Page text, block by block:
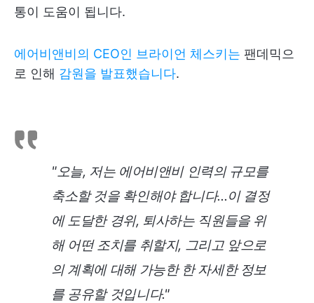
통이 도움이 됩니다.
에어비앤비의 CEO인 브라이언 체스키는 팬데믹으
로 인해 감원을 발표했습니다.
"오늘, 저는 에어비앤비 인력의 규모를
축소할 것을 확인해야 합니다...이 결정
에 도달한 경위, 퇴사하는 직원들을 위
해 어떤 조치를 취할지, 그리고 앞으로
의 계획에 대해 가능한 한 자세한 정보
를 공유할 것입니다."